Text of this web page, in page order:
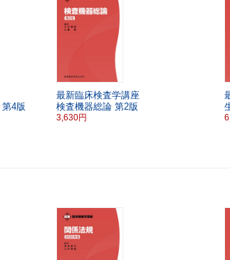
第4版
最新臨床検査学講座
検査機器総論 第2版
3,630円